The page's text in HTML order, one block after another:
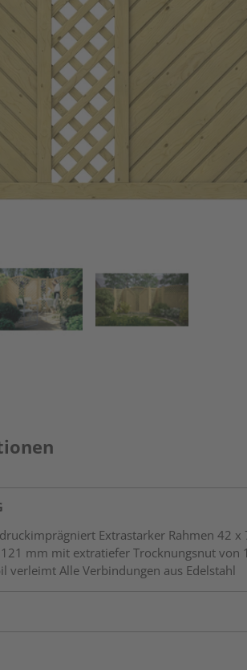
Extrastarker Rahmen 42
mm mit extratiefer Trocknungsnut
verleimt Alle Verbindungen aus Edelstahl